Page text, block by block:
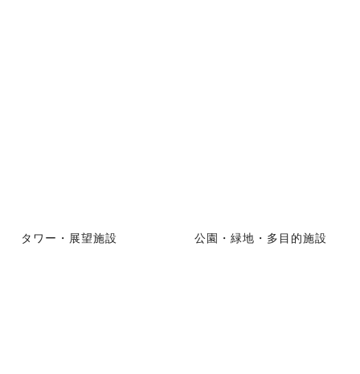
タワー・展望施設 公園・緑地・多目的施設